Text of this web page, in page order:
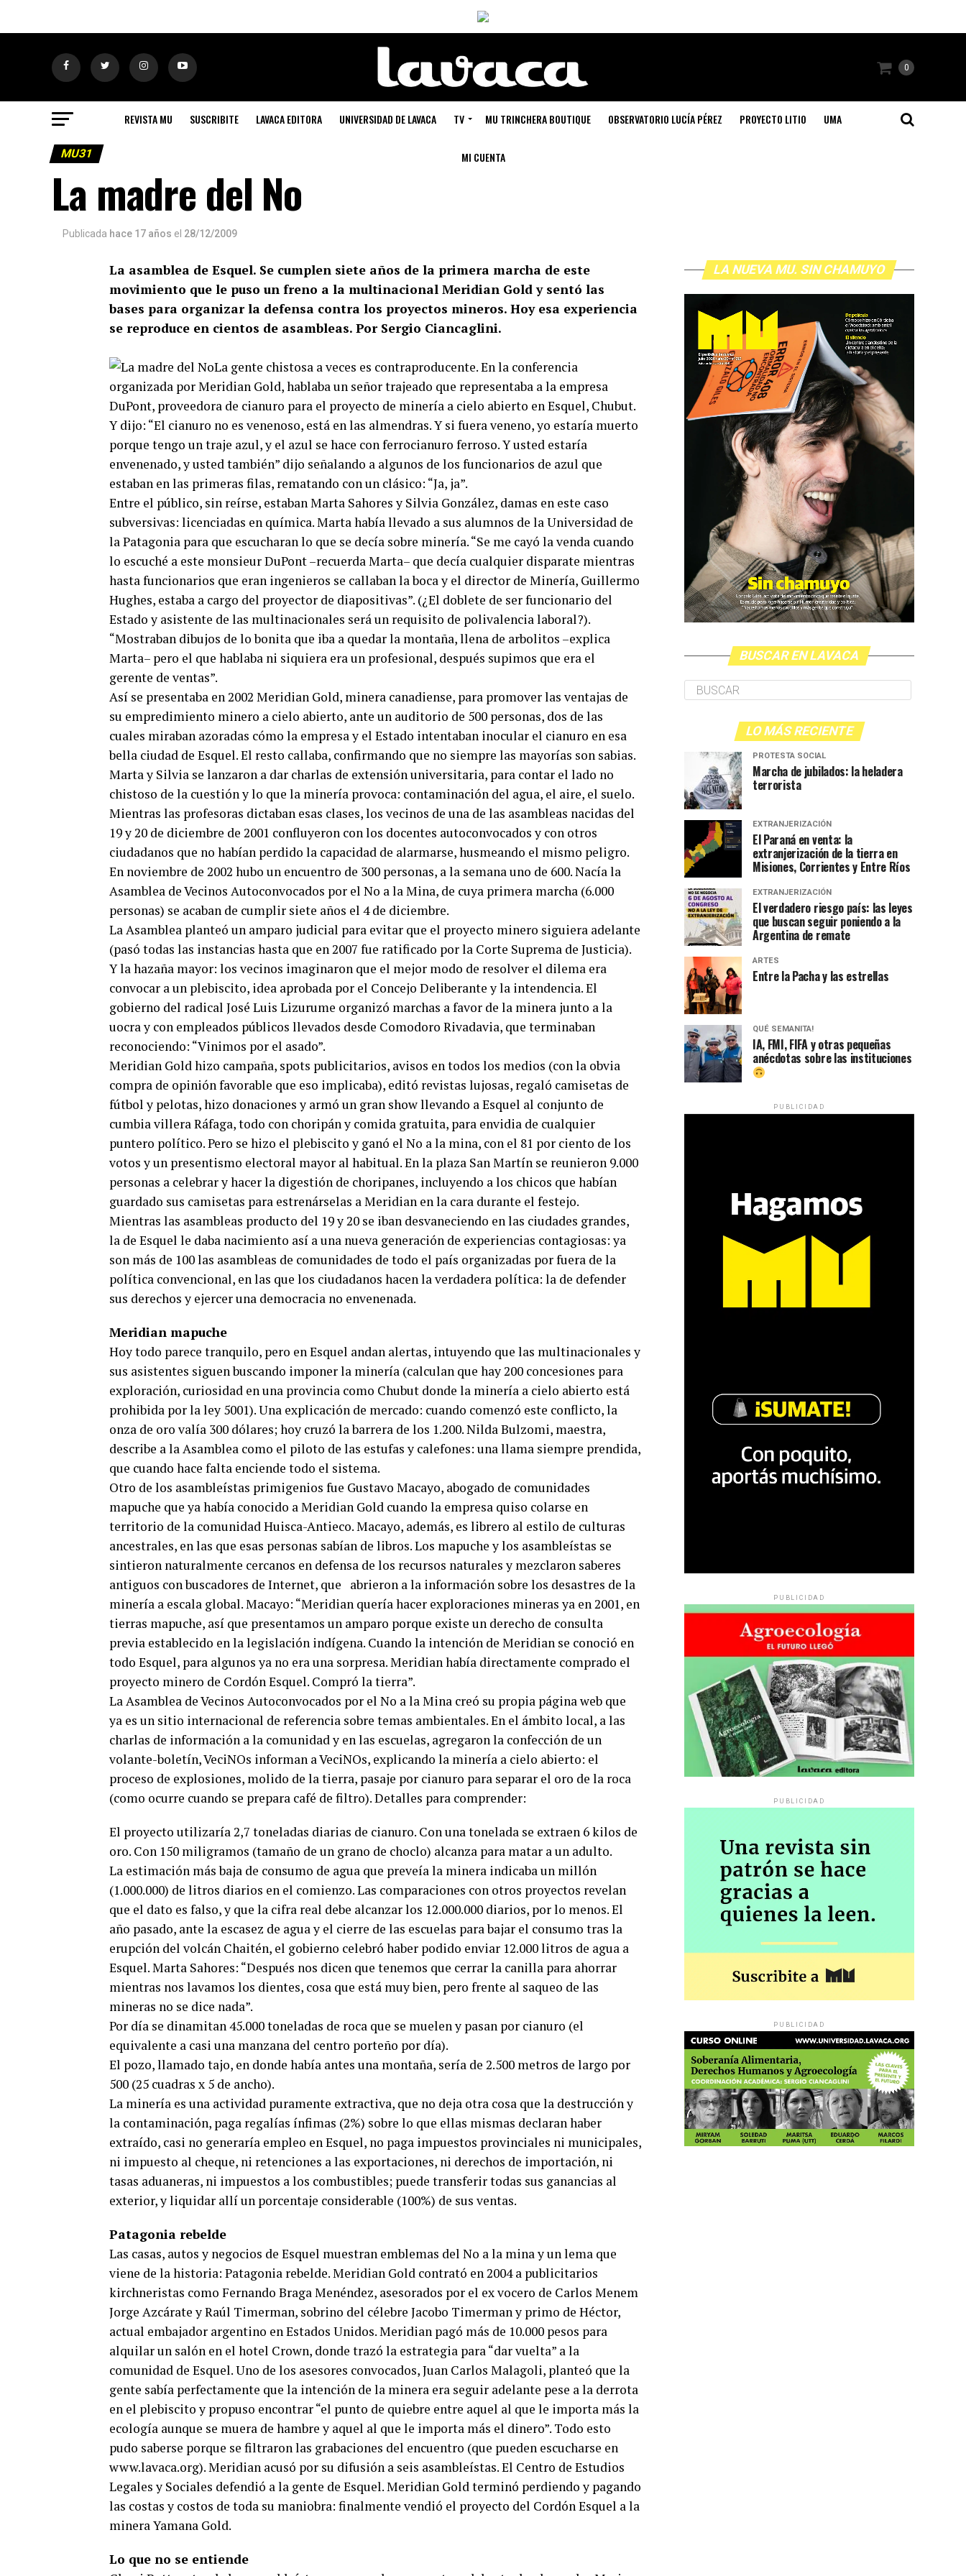
0
REVISTA MU SUSCRIBITE LAVACA EDITORA UNIVERSIDAD DE LAVACA TV MU TRINCHERA BOUTIQUE OBSERVATORIO LUCÍA PÉREZ PROYECTO LITIO UMA
MI CUENTA
MU31
La madre del No
Publicada hace 17 años el 28/12/2009
La asamblea de Esquel. Se cumplen siete años de la primera marcha de este
movimiento que le puso un freno a la multinacional Meridian Gold y sentó las
bases para organizar la defensa contra los proyectos mineros. Hoy esa experiencia
se reproduce en cientos de asambleas. Por Sergio Ciancaglini.
La gente chistosa a veces es contraproducente. En la conferencia
organizada por Meridian Gold, hablaba un señor trajeado que representaba a la empresa
DuPont, proveedora de cianuro para el proyecto de minería a cielo abierto en Esquel, Chubut.
Y dijo: “El cianuro no es venenoso, está en las almendras. Y si fuera veneno, yo estaría muerto
porque tengo un traje azul, y el azul se hace con ferrocianuro ferroso. Y usted estaría
envenenado, y usted también” dijo señalando a algunos de los funcionarios de azul que
estaban en las primeras filas, rematando con un clásico: “Ja, ja”.
Entre el público, sin reírse, estaban Marta Sahores y Silvia González, damas en este caso
subversivas: licenciadas en química. Marta había llevado a sus alumnos de la Universidad de
la Patagonia para que escucharan lo que se decía sobre minería. “Se me cayó la venda cuando
lo escuché a este monsieur DuPont –recuerda Marta– que decía cualquier disparate mientras
hasta funcionarios que eran ingenieros se callaban la boca y el director de Minería, Guillermo
Hughes, estaba a cargo del proyector de diapositivas”. (¿El doblete de ser funcionario del
Estado y asistente de las multinacionales será un requisito de polivalencia laboral?).
“Mostraban dibujos de lo bonita que iba a quedar la montaña, llena de arbolitos –explica
Marta– pero el que hablaba ni siquiera era un profesional, después supimos que era el
gerente de ventas”.
Así se presentaba en 2002 Meridian Gold, minera canadiense, para promover las ventajas de
su empredimiento minero a cielo abierto, ante un auditorio de 500 personas, dos de las
cuales miraban azoradas cómo la empresa y el Estado intentaban inocular el cianuro en esa
bella ciudad de Esquel. El resto callaba, confirmando que no siempre las mayorías son sabias.
Marta y Silvia se lanzaron a dar charlas de extensión universitaria, para contar el lado no
chistoso de la cuestión y lo que la minería provoca: contaminación del agua, el aire, el suelo.
Mientras las profesoras dictaban esas clases, los vecinos de una de las asambleas nacidas del
19 y 20 de diciembre de 2001 confluyeron con los docentes autoconvocados y con otros
ciudadanos que no habían perdido la capacidad de alarmarse, husmeando el mismo peligro.
En noviembre de 2002 hubo un encuentro de 300 personas, a la semana uno de 600. Nacía la
Asamblea de Vecinos Autoconvocados por el No a la Mina, de cuya primera marcha (6.000
personas) se acaban de cumplir siete años el 4 de diciembre.
La Asamblea planteó un amparo judicial para evitar que el proyecto minero siguiera adelante
(pasó todas las instancias hasta que en 2007 fue ratificado por la Corte Suprema de Justicia).
Y la hazaña mayor: los vecinos imaginaron que el mejor modo de resolver el dilema era
convocar a un plebiscito, idea aprobada por el Concejo Deliberante y la intendencia. El
gobierno del radical José Luis Lizurume organizó marchas a favor de la minera junto a la
uocra y con empleados públicos llevados desde Comodoro Rivadavia, que terminaban
reconociendo: “Vinimos por el asado”.
Meridian Gold hizo campaña, spots publicitarios, avisos en todos los medios (con la obvia
compra de opinión favorable que eso implicaba), editó revistas lujosas, regaló camisetas de
fútbol y pelotas, hizo donaciones y armó un gran show llevando a Esquel al conjunto de
cumbia villera Ráfaga, todo con choripán y comida gratuita, para envidia de cualquier
puntero político. Pero se hizo el plebiscito y ganó el No a la mina, con el 81 por ciento de los
votos y un presentismo electoral mayor al habitual. En la plaza San Martín se reunieron 9.000
personas a celebrar y hacer la digestión de choripanes, incluyendo a los chicos que habían
guardado sus camisetas para estrenárselas a Meridian en la cara durante el festejo.
Mientras las asambleas producto del 19 y 20 se iban desvaneciendo en las ciudades grandes,
la de Esquel le daba nacimiento así a una nueva generación de experiencias contagiosas: ya
son más de 100 las asambleas de comunidades de todo el país organizadas por fuera de la
política convencional, en las que los ciudadanos hacen la verdadera política: la de defender
sus derechos y ejercer una democracia no envenenada.
Meridian mapuche
Hoy todo parece tranquilo, pero en Esquel andan alertas, intuyendo que las multinacionales y
sus asistentes siguen buscando imponer la minería (calculan que hay 200 concesiones para
exploración, curiosidad en una provincia como Chubut donde la minería a cielo abierto está
prohibida por la ley 5001). Una explicación de mercado: cuando comenzó este conflicto, la
onza de oro valía 300 dólares; hoy cruzó la barrera de los 1.200. Nilda Bulzomi, maestra,
describe a la Asamblea como el piloto de las estufas y calefones: una llama siempre prendida,
que cuando hace falta enciende todo el sistema.
Otro de los asambleístas primigenios fue Gustavo Macayo, abogado de comunidades
mapuche que ya había conocido a Meridian Gold cuando la empresa quiso colarse en
territorio de la comunidad Huisca-Antieco. Macayo, además, es librero al estilo de culturas
ancestrales, en las que esas personas sabían de libros. Los mapuche y los asambleístas se
sintieron naturalmente cercanos en defensa de los recursos naturales y mezclaron saberes
antiguos con buscadores de Internet, que abrieron a la información sobre los desastres de la
minería a escala global. Macayo: “Meridian quería hacer exploraciones mineras ya en 2001, en
tierras mapuche, así que presentamos un amparo porque existe un derecho de consulta
previa establecido en la legislación indígena. Cuando la intención de Meridian se conoció en
todo Esquel, para algunos ya no era una sorpresa. Meridian había directamente comprado el
proyecto minero de Cordón Esquel. Compró la tierra”.
La Asamblea de Vecinos Autoconvocados por el No a la Mina creó su propia página web que
ya es un sitio internacional de referencia sobre temas ambientales. En el ámbito local, a las
charlas de información a la comunidad y en las escuelas, agregaron la confección de un
volante-boletín, VeciNOs informan a VeciNOs, explicando la minería a cielo abierto: el
proceso de explosiones, molido de la tierra, pasaje por cianuro para separar el oro de la roca
(como ocurre cuando se prepara café de filtro). Detalles para comprender:
El proyecto utilizaría 2,7 toneladas diarias de cianuro. Con una tonelada se extraen 6 kilos de
oro. Con 150 miligramos (tamaño de un grano de choclo) alcanza para matar a un adulto.
La estimación más baja de consumo de agua que preveía la minera indicaba un millón
(1.000.000) de litros diarios en el comienzo. Las comparaciones con otros proyectos revelan
que el dato es falso, y que la cifra real debe alcanzar los 12.000.000 diarios, por lo menos. El
año pasado, ante la escasez de agua y el cierre de las escuelas para bajar el consumo tras la
erupción del volcán Chaitén, el gobierno celebró haber podido enviar 12.000 litros de agua a
Esquel. Marta Sahores: “Después nos dicen que tenemos que cerrar la canilla para ahorrar
mientras nos lavamos los dientes, cosa que está muy bien, pero frente al saqueo de las
mineras no se dice nada”.
Por día se dinamitan 45.000 toneladas de roca que se muelen y pasan por cianuro (el
equivalente a casi una manzana del centro porteño por día).
El pozo, llamado tajo, en donde había antes una montaña, sería de 2.500 metros de largo por
500 (25 cuadras x 5 de ancho).
La minería es una actividad puramente extractiva, que no deja otra cosa que la destrucción y
la contaminación, paga regalías ínfimas (2%) sobre lo que ellas mismas declaran haber
extraído, casi no generaría empleo en Esquel, no paga impuestos provinciales ni municipales,
ni impuesto al cheque, ni retenciones a las exportaciones, ni derechos de importación, ni
tasas aduaneras, ni impuestos a los combustibles; puede transferir todas sus ganancias al
exterior, y liquidar allí un porcentaje considerable (100%) de sus ventas.
Patagonia rebelde
Las casas, autos y negocios de Esquel muestran emblemas del No a la mina y un lema que
viene de la historia: Patagonia rebelde. Meridian Gold contrató en 2004 a publicitarios
kirchneristas como Fernando Braga Menéndez, asesorados por el ex vocero de Carlos Menem
Jorge Azcárate y Raúl Timerman, sobrino del célebre Jacobo Timerman y primo de Héctor,
actual embajador argentino en Estados Unidos. Meridian pagó más de 10.000 pesos para
alquilar un salón en el hotel Crown, donde trazó la estrategia para “dar vuelta” a la
comunidad de Esquel. Uno de los asesores convocados, Juan Carlos Malagoli, planteó que la
gente sabía perfectamente que la intención de la minera era seguir adelante pese a la derrota
en el plebiscito y propuso encontrar “el punto de quiebre entre aquel al que le importa más la
ecología aunque se muera de hambre y aquel al que le importa más el dinero”. Todo esto
pudo saberse porque se filtraron las grabaciones del encuentro (que pueden escucharse en
www.lavaca.org). Meridian acusó por su difusión a seis asambleístas. El Centro de Estudios
Legales y Sociales defendió a la gente de Esquel. Meridian Gold terminó perdiendo y pagando
las costas y costos de toda su maniobra: finalmente vendió el proyecto del Cordón Esquel a la
minera Yamana Gold.
Lo que no se entiende
LA NUEVA MU. SIN CHAMUYO
BUSCAR EN LAVACA
LO MÁS RECIENTE
PROTESTA SOCIAL
Marcha de jubilados: la heladera
terrorista
EXTRANJERIZACIÓN
El Paraná en venta: la
extranjerización de la tierra en
Misiones, Corrientes y Entre Ríos
EXTRANJERIZACIÓN
El verdadero riesgo país: las leyes
que buscan seguir poniendo a la
Argentina de remate
ARTES
Entre la Pacha y las estrellas
QUÉ SEMANITA!
IA, FMI, FIFA y otras pequeñas
anécdotas sobre las instituciones
PUBLICIDAD
PUBLICIDAD
PUBLICIDAD
PUBLICIDAD